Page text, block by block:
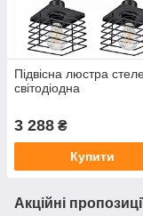
Підвісна люстра
світодіодна
3 288 ₴
Купити
Акційні